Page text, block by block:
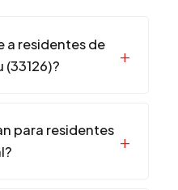
a residentes de
para residentes